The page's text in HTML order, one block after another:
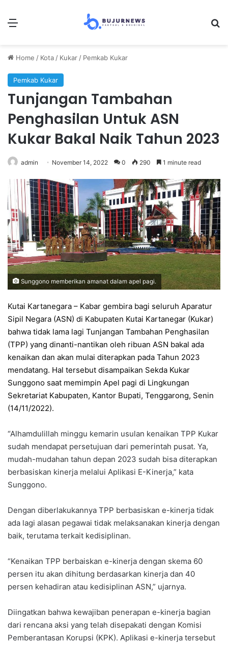
Home / Kota / Kukar / Pemkab Kukar
Pemkab Kukar
Tunjangan Tambahan
Penghasilan Untuk ASN
Kukar Bakal Naik Tahun 2023
admin November 14, 2022 0 290 1 minute read
Sunggono memberikan amanat dalam apel pagi.
Kutai Kartanegara – Kabar gembira bagi seluruh Aparatur
Sipil Negara (ASN) di Kabupaten Kutai Kartanegar (Kukar)
bahwa tidak lama lagi Tunjangan Tambahan Penghasilan
(TPP) yang dinanti-nantikan oleh ribuan ASN bakal ada
kenaikan dan akan mulai diterapkan pada Tahun 2023
mendatang. Hal tersebut disampaikan Sekda Kukar
Sunggono saat memimpin Apel pagi di Lingkungan
Sekretariat Kabupaten, Kantor Bupati, Tenggarong, Senin
(14/11/2022).
“Alhamdulillah minggu kemarin usulan kenaikan TPP Kukar
sudah mendapat persetujuan dari pemerintah pusat. Ya,
mudah-mudahan tahun depan 2023 sudah bisa diterapkan
berbasiskan kinerja melalui Aplikasi E-Kinerja,” kata
Sunggono.
Dengan diberlakukannya TPP berbasiskan e-kinerja tidak
ada lagi alasan pegawai tidak melaksanakan kinerja dengan
baik, terutama terkait kedisiplinan.
“Kenaikan TPP berbaiskan e-kinerja dengan skema 60
persen itu akan dihitung berdasarkan kinerja dan 40
persen kehadiran atau kedisiplinan ASN,” ujarnya.
Diingatkan bahwa kewajiban penerapan e-kinerja bagian
dari rencana aksi yang telah disepakati dengan Komisi
Pemberantasan Korupsi (KPK). Aplikasi e-kinerja tersebut